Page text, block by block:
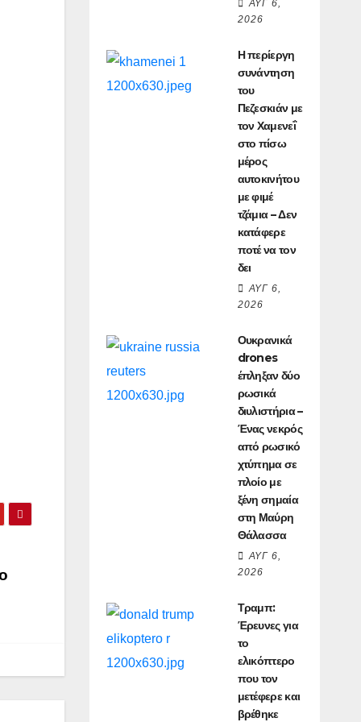
ΑΥΓ 6,
2026
Η περίεργη
συνάντηση
του
Πεζεσκιάν με
τον Χαμενεΐ
στο πίσω
μέρος
αυτοκινήτου
με φιμέ
τζάμια – Δεν
κατάφερε
ποτέ να τον
δει
ΑΥΓ 6,
2026
Ουκρανικά
drones
έπληξαν δύο
ρωσικά
διυλιστήρια –
Ένας νεκρός
από ρωσικό
χτύπημα σε
πλοίο με
ξένη σημαία
στη Μαύρη
Θάλασσα
ΑΥΓ 6,
2026
Τραμπ:
Έρευνες για
το
ελικόπτερο
που τον
μετέφερε και
βρέθηκε